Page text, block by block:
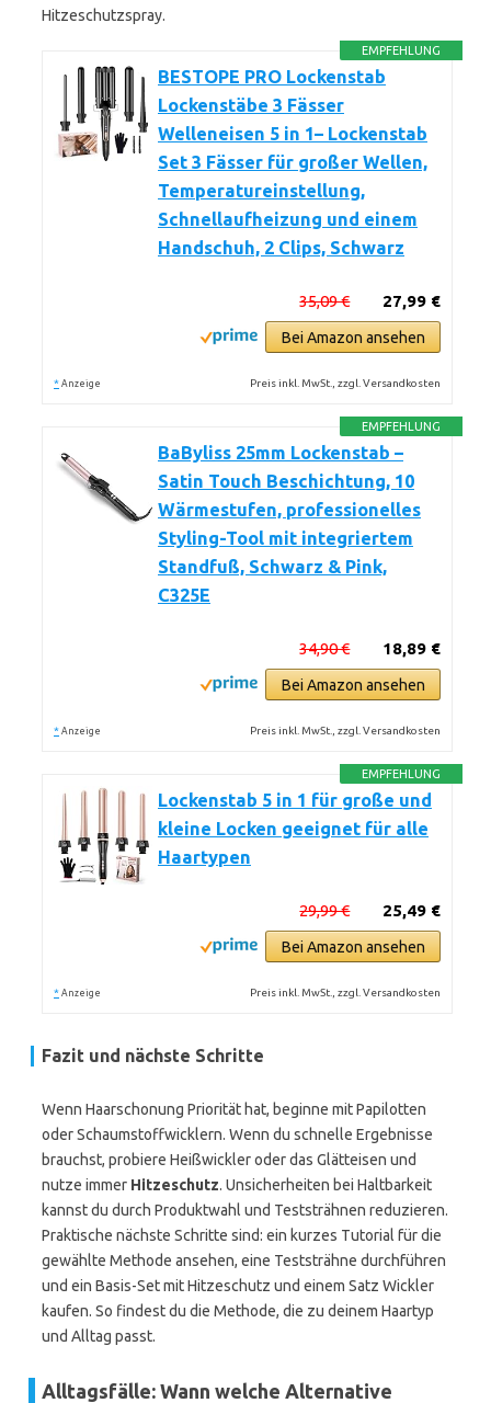
Hitzeschutzspray.
EMPFEHLUNG
BESTOPE PRO Lockenstab
Lockenstäbe 3 Fässer
Welleneisen 5 in 1– Lockenstab
Set 3 Fässer für großer Wellen,
Temperatureinstellung,
Schnellaufheizung und einem
Handschuh, 2 Clips, Schwarz
27,99 €
35,09 €
Bei Amazon ansehen
* Anzeige Preis inkl. MwSt., zzgl. Versandkosten
EMPFEHLUNG
BaByliss 25mm Lockenstab –
Satin Touch Beschichtung, 10
Wärmestufen, professionelles
Styling-Tool mit integriertem
Standfuß, Schwarz & Pink,
C325E
18,89 €
34,90 €
Bei Amazon ansehen
* Anzeige Preis inkl. MwSt., zzgl. Versandkosten
EMPFEHLUNG
Lockenstab 5 in 1 für große und
kleine Locken geeignet für alle
Haartypen
25,49 €
29,99 €
Bei Amazon ansehen
* Anzeige Preis inkl. MwSt., zzgl. Versandkosten
Fazit und nächste Schritte
Wenn Haarschonung Priorität hat, beginne mit Papilotten
oder Schaumstoffwicklern. Wenn du schnelle Ergebnisse
brauchst, probiere Heißwickler oder das Glätteisen und
nutze immer Hitzeschutz. Unsicherheiten bei Haltbarkeit
kannst du durch Produktwahl und Teststrähnen reduzieren.
Praktische nächste Schritte sind: ein kurzes Tutorial für die
gewählte Methode ansehen, eine Teststrähne durchführen
und ein Basis-Set mit Hitzeschutz und einem Satz Wickler
kaufen. So findest du die Methode, die zu deinem Haartyp
und Alltag passt.
Alltagsfälle: Wann welche Alternative